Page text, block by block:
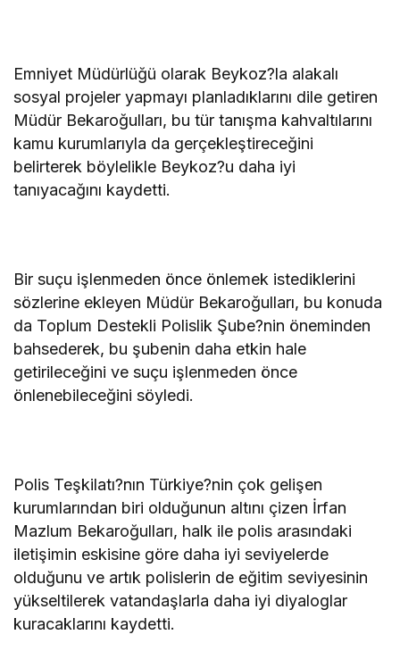
Emniyet Müdürlüğü olarak Beykoz?la alakalı
sosyal projeler yapmayı planladıklarını dile getiren
Müdür Bekaroğulları, bu tür tanışma kahvaltılarını
kamu kurumlarıyla da gerçekleştireceğini
belirterek böylelikle Beykoz?u daha iyi
tanıyacağını kaydetti.
Bir suçu işlenmeden önce önlemek istediklerini
sözlerine ekleyen Müdür Bekaroğulları, bu konuda
da Toplum Destekli Polislik Şube?nin öneminden
bahsederek, bu şubenin daha etkin hale
getirileceğini ve suçu işlenmeden önce
önlenebileceğini söyledi.
Polis Teşkilatı?nın Türkiye?nin çok gelişen
kurumlarından biri olduğunun altını çizen İrfan
Mazlum Bekaroğulları, halk ile polis arasındaki
iletişimin eskisine göre daha iyi seviyelerde
olduğunu ve artık polislerin de eğitim seviyesinin
yükseltilerek vatandaşlarla daha iyi diyaloglar
kuracaklarını kaydetti.